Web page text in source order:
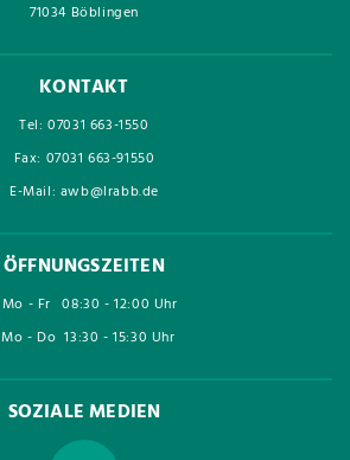
71034 Böblingen
KONTAKT
Tel: 07031 663-1550
Fax: 07031 663-91550
E-Mail: awb@lrabb.de
ÖFFNUNGSZEITEN
Mo - Fr 08:30 - 12:00 Uhr
Mo - Do 13:30 - 15:30 Uhr
SOZIALE MEDIEN